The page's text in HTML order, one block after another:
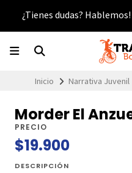
¿Tienes dudas? Hablemos!
Inicio Narrativa Juvenil
Morder El
PRECIO
$19.900
DESCRIPCIÓN